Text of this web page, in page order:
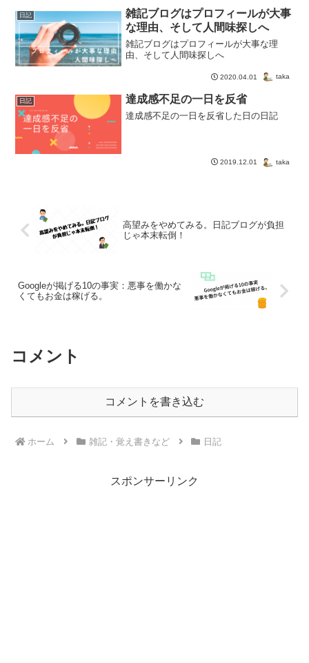
日記
雑記ブログはプロフィールが大事
な理由、そして人間味探しへ
雑記ブログはプロフィールが大事な理
由、そして人間味探しへ
2020.04.01 taka
日記 達成感不足の一日を反省
達成感不足の一日を反省した日の日記
2019.12.01 taka
高望みをやめてみる。日記ブログが負担
じゃ本末転倒！
Googleが掲げる10の事実：悪事を働かな
くてもお金は稼げる。
コメント
コメントを書き込む
ホーム 雑記・覚え書きなど 日記
スポンサーリンク